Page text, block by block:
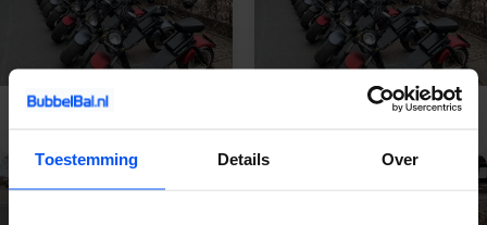
Toestemming Details Over
E-Chopper
E-Chopper Veluwe